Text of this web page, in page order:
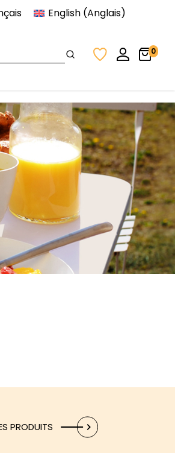
English (Anglais)
0
PRODUITS